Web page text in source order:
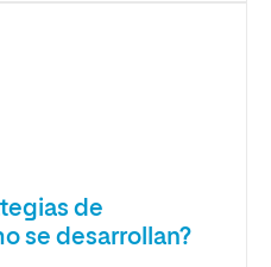
de
se desarrollan?